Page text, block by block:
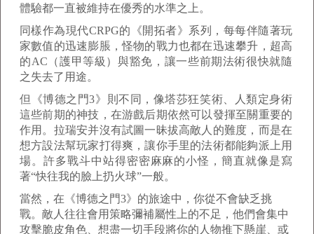
體驗都一直被維持在優秀的水準之上。
同樣作為現代CRPG的《開拓者》系列，每每伴隨著玩
家數值的迅速膨脹，怪物的戰力也都在迅速攀升，超高
的AC（護甲等級）與豁免，讓一些前期法術很快就隨
之失去了用途。
但《博德之門3》則不同，像塔莎狂笑術、人類定身術
這些前期的神技，在游戲后期依然可以發揮至關重要的
作用。拉瑞安并沒有試圖一昧拔高敵人的難度，而是在
想方設法幫玩家打得爽，讓你手里的法術都能夠派上用
場。許多戰斗中站得密密麻麻的小怪，簡直就像是寫
著“快往我的臉上扔火球”一般。
當然，在《博德之門3》的旅途中，你從不會缺乏挑
戰。敵人往往會用策略彌補屬性上的不足，他們會集中
攻擊脆皮角色、想盡一切手段將你的人物推下懸崖、或